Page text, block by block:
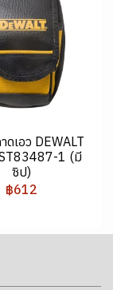
ดเอว DEWALT
1 (มี
ซิป)
฿612